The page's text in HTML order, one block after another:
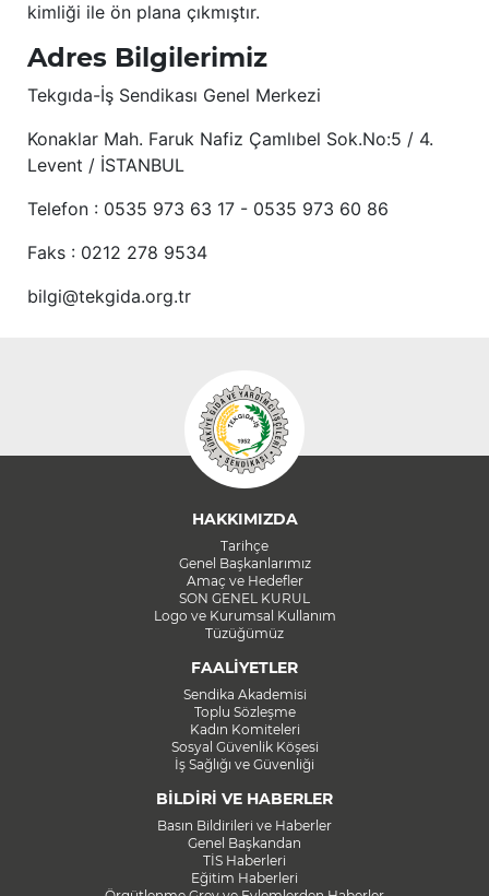
kimliği ile ön plana çıkmıştır.
Adres Bilgilerimiz
Tekgıda-İş Sendikası Genel Merkezi
Konaklar Mah. Faruk Nafiz Çamlıbel Sok.No:5 / 4.
Levent / İSTANBUL
Telefon : 0535 973 63 17 - 0535 973 60 86
Faks : 0212 278 9534
bilgi@tekgida.org.tr
HAKKIMIZDA
Tarihçe
Genel Başkanlarımız
Amaç ve Hedefler
SON GENEL KURUL
Logo ve Kurumsal Kullanım
Tüzüğümüz
FAALİYETLER
Sendika Akademisi
Toplu Sözleşme
Kadın Komiteleri
Sosyal Güvenlik Köşesi
İş Sağlığı ve Güvenliği
BİLDİRİ VE HABERLER
Basın Bildirileri ve Haberler
Genel Başkandan
TİS Haberleri
Eğitim Haberleri